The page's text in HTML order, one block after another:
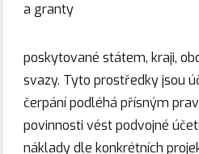
a granty
poskytované státem, kraji,
svazy. Tyto prostředky jsou
čerpání podléhá přísným
povinnosti vést podvojné
náklady dle konkrétních